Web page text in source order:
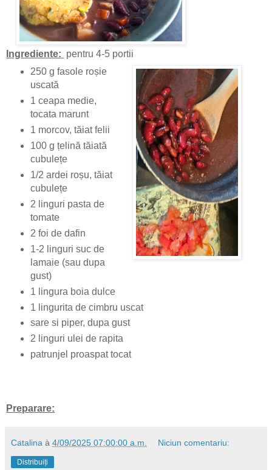
Ingrediente: pentru 4-5 portii
250 g fasole roșie
uscată
1 ceapa medie,
tocata marunt
1 morcov, tăiat felii
100 g țelină tăiată
cubulețe
1/2 ardei roșu, tăiat
cubulețe
2 linguri pasta de
tomate
2 foi de dafin
1-2 linguri suc de
lamaie (sau dupa
gust)
1 lingura boia dulce
1 lingurita de cimbru uscat
sare si piper, dupa gust
2 linguri ulei de rapita
patrunjel proaspat tocat
Preparare:
Catalina à 4/09/2025 07:00:00 a.m. Niciun comentariu:
Distribuiți